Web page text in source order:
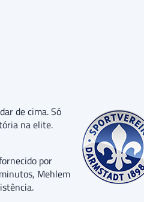
de cima. Só
na elite.
por
Mehlem